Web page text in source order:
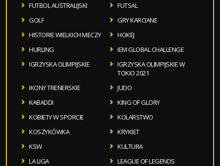
FUTBOL AUSTRALIJSKI
FUTSAL
GOLF
GRY KARCIANE
HISTORIE WIELKICH MECZY
HOKEJ
HURLING
IEM GLOBAL CHALLENGE
IGRZYSKA OLIMPIJSKIE
IGRZYSKA OLIMPIJSKIE W
TOKIO 2021
IKONY TRENERSKIE
JUDO
KABADDI
KING OF GLORY
KOBIETY W SPORCIE
KOLARSTWO
KOSZYKÓWKA
KRYKIET
KSW
KULTURA
LA LIGA
LEAGUE OF LEGENDS